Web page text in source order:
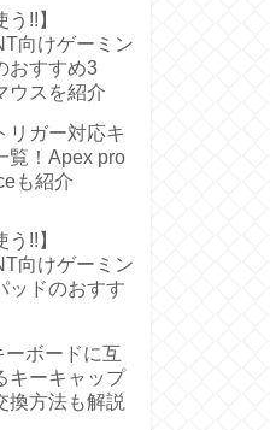
う!!】
向けゲーミン
おすすめ3
ウスを紹介
リガー対応キ
覧！Apex pro
も紹介
う!!】
向けゲーミン
ッドのおすす
ーボードに互
キーキャップ
換方法も解説